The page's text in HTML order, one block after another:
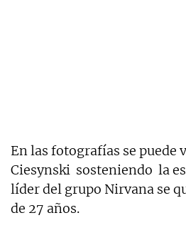
En las fotografías se puede
Ciesynski sosteniendo la
líder del grupo Nirvana se
de 27 años.